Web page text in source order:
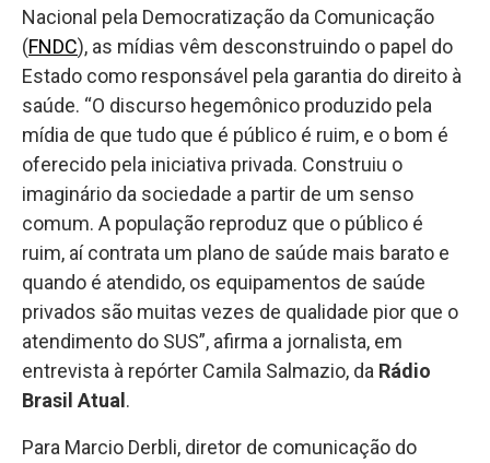
Nacional pela Democratização da Comunicação
(FNDC), as mídias vêm desconstruindo o papel do
Estado como responsável pela garantia do direito à
saúde. “O discurso hegemônico produzido pela
mídia de que tudo que é público é ruim, e o bom é
oferecido pela iniciativa privada. Construiu o
imaginário da sociedade a partir de um senso
comum. A população reproduz que o público é
ruim, aí contrata um plano de saúde mais barato e
quando é atendido, os equipamentos de saúde
privados são muitas vezes de qualidade pior que o
atendimento do SUS”, afirma a jornalista, em
entrevista à repórter Camila Salmazio, da Rádio
Brasil Atual .
Para Marcio Derbli, diretor de comunicação do